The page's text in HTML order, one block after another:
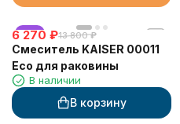
хит
6 270 ₽13 800 ₽
Смеситель KAISER 00011
Eco для раковины
В наличии
В корзину